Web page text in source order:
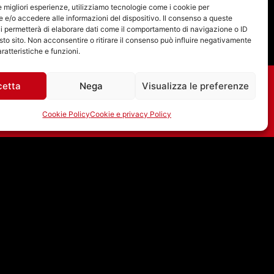
migliori esperienze, utilizziamo tecnologie come i cookie per
e/o accedere alle informazioni del dispositivo. Il consenso a queste
permetterà di elaborare dati come il comportamento di navigazione o ID
sito. Non acconsentire o ritirare il consenso può influire negativamente
e funzioni.
Nega Visualizza le preferenze
Cookie PolicyCookie e privacy Policy